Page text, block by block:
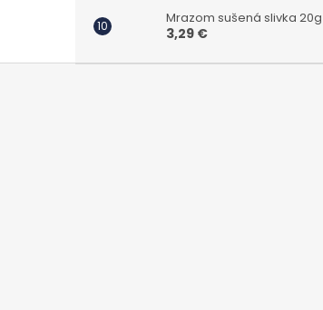
Mrazom sušená slivka 20g
3,29 €